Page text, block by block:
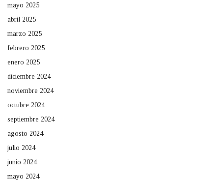
mayo 2025
abril 2025
marzo 2025
febrero 2025
enero 2025
diciembre 2024
noviembre 2024
octubre 2024
septiembre 2024
agosto 2024
julio 2024
junio 2024
mayo 2024